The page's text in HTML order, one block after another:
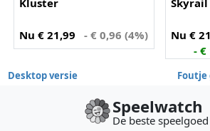
Kluster
Nu € 21,99 - € 0,96 (4%)
Skyrail
Nu €
- €
Desktop versie Foutje
Speelwatch
De beste